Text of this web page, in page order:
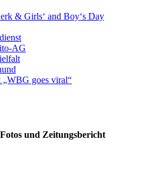
& Girls‘ and Boy‘s Day
AG
„WBG goes viral“
und Zeitungsbericht